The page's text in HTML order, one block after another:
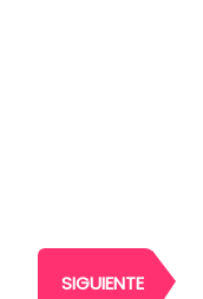
SIGUIENTE